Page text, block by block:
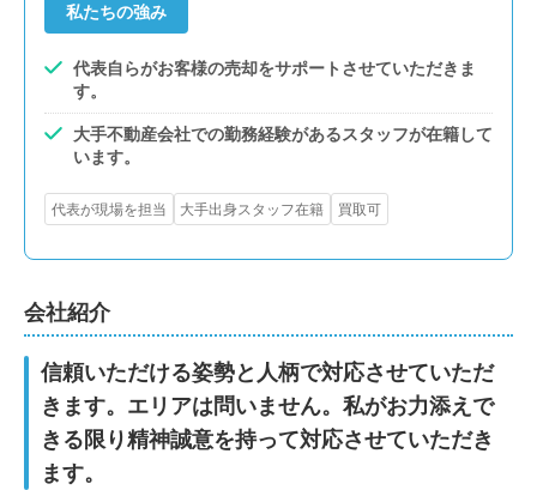
私たちの強み
代表自らがお客様の売却をサポートさせていただきま
す。
大手不動産会社での勤務経験があるスタッフが在籍して
います。
代表が現場を担当 大手出身スタッフ在籍 買取可
会社紹介
信頼いただける姿勢と人柄で対応させていただ
きます。エリアは問いません。私がお力添えで
きる限り精神誠意を持って対応させていただき
ます。